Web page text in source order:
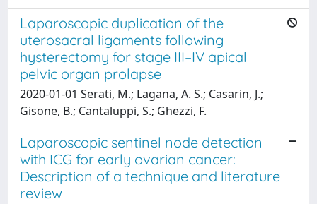
Laparoscopic duplication of the
uterosacral ligaments following
hysterectomy for stage III–IV apical
pelvic organ prolapse
2020-01-01 Serati, M.; Lagana, A. S.; Casarin, J.;
Gisone, B.; Cantaluppi, S.; Ghezzi, F.
Laparoscopic sentinel node detection
with ICG for early ovarian cancer:
Description of a technique and literature
review